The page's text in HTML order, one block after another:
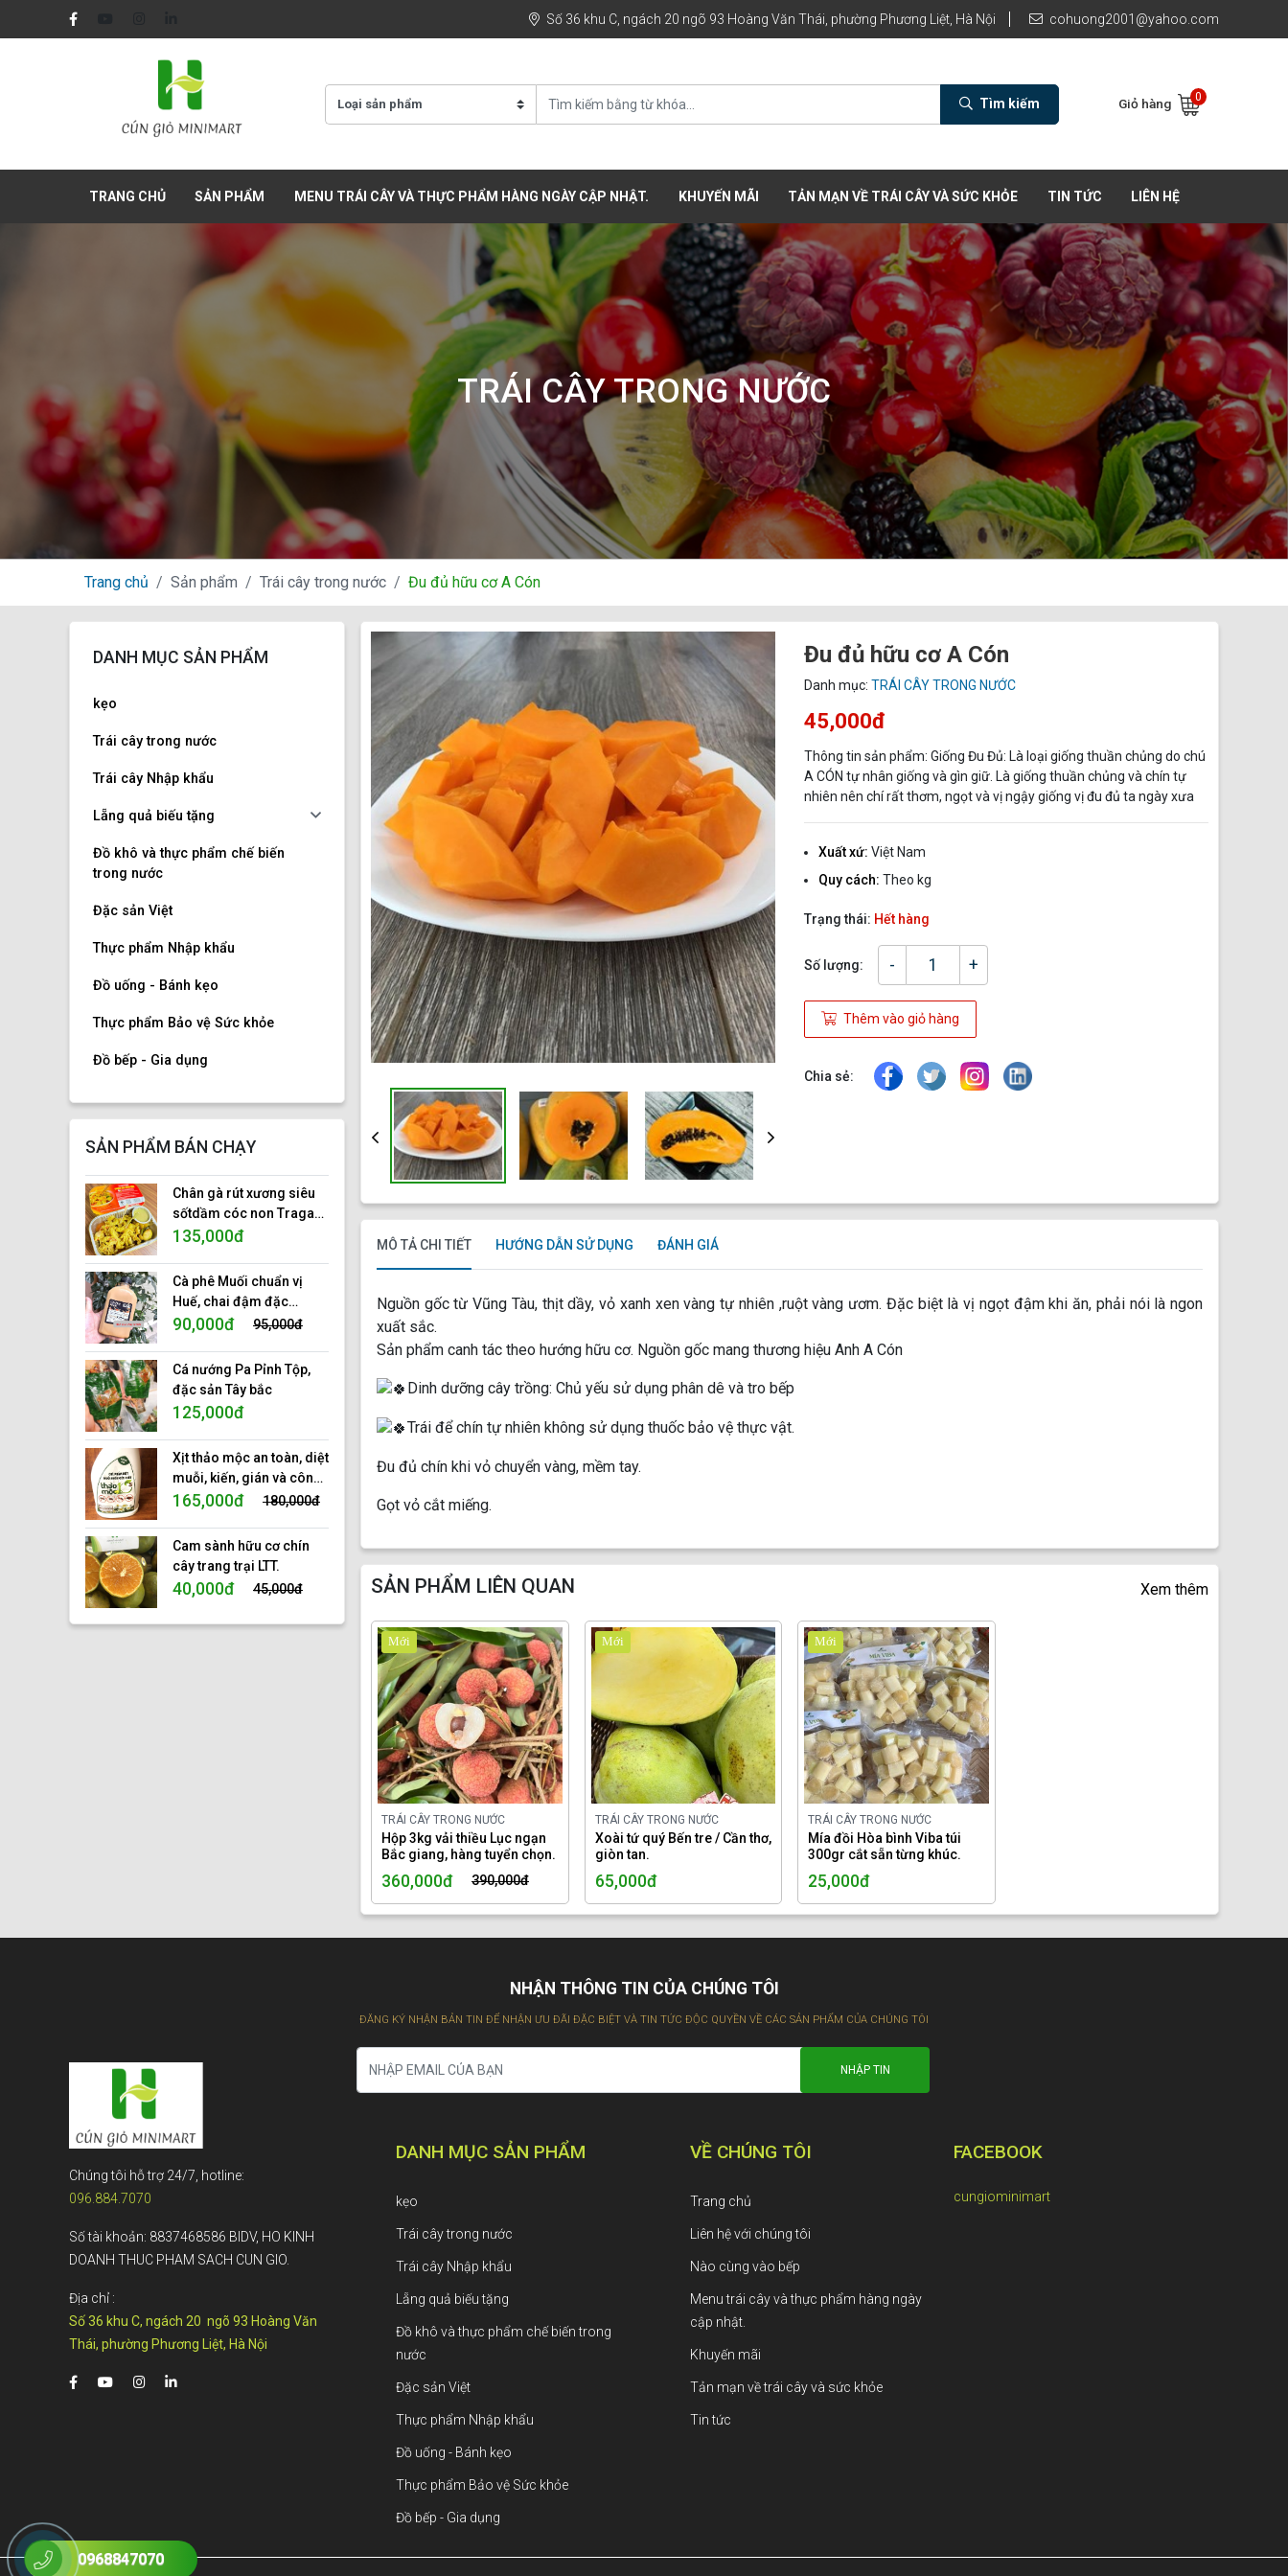
Số 36 khu C, ngách 20 ngõ 93 Hoàng Văn Thái, phường Phương Liệt, Hà Nội cohuong2001@yahoo.com
Tìm kiếm Giỏ hàng 0
TRANG CHỦ SẢN PHẨM MENU TRÁI CÂY VÀ THỰC PHẨM HÀNG NGÀY CẬP NHẬT. KHUYẾN MÃI TẢN MẠN VỀ TRÁI CÂY VÀ SỨC KHỎE TIN TỨC LIÊN HỆ
TRÁI CÂY TRONG NƯỚC
Trang chủ Sản phẩm Trái cây trong nước Đu đủ hữu cơ A Cón
Đu đủ hữu cơ A Cón
Danh mục: TRÁI CÂY TRONG NƯỚC
45,000đ
Thông tin sản phẩm: Giống Đu Đủ: Là loại giống thuần chủng do chú
A CÓN tự nhân giống và gìn giữ. Là giống thuần chủng và chín tự
nhiên nên chí rất thơm, ngọt và vị ngậy giống vị đu đủ ta ngày xưa
Xuất xứ: Việt Nam
Quy cách: Theo kg
Trạng thái: Hết hàng
Số lượng: - +
Thêm vào giỏ hàng
Chia sẻ:
MÔ TẢ CHI TIẾT HƯỚNG DẪN SỬ DỤNG ĐÁNH GIÁ
Nguồn gốc từ Vũng Tàu, thịt dầy, vỏ xanh xen vàng tự nhiên ,ruột vàng ươm. Đặc biệt là vị ngọt đậm khi ăn, phải nói là ngon
xuất sắc.
Sản phẩm canh tác theo hướng hữu cơ. Nguồn gốc mang thương hiệu Anh A Cón
Dinh dưỡng cây trồng: Chủ yếu sử dụng phân dê và tro bếp
Trái để chín tự nhiên không sử dụng thuốc bảo vệ thực vật.
Đu đủ chín khi vỏ chuyển vàng, mềm tay.
Gọt vỏ cắt miếng.
SẢN PHẨM LIÊN QUAN Xem thêm
TRÁI CÂY TRONG NƯỚC
Hộp 3kg vải thiều Lục ngạn
Bắc giang, hàng tuyển chọn.
360,000đ 390,000đ
Mới
TRÁI CÂY TRONG NƯỚC
Xoài tứ quý Bến tre / Cần thơ,
giòn tan.
65,000đ
Mới
TRÁI CÂY TRONG NƯỚC
Mía đồi Hòa bình Viba túi
300gr cắt sẵn từng khúc.
25,000đ
Mới
DANH MỤC SẢN PHẨM
kẹo
Trái cây trong nước
Trái cây Nhập khẩu
Lẵng quả biếu tặng
Đồ khô và thực phẩm chế biến
trong nước
Đặc sản Việt
Thực phẩm Nhập khẩu
Đồ uống - Bánh kẹo
Thực phẩm Bảo vệ Sức khỏe
Đồ bếp - Gia dụng
SẢN PHẨM BÁN CHẠY
Chân gà rút xương siêu
sốtdầm cóc non Traga
foods, hộp nhôm 500gr.
135,000đ
Cà phê Muối chuẩn vị
Huế, chai đậm đặc
350ml
90,000đ 95,000đ
Cá nướng Pa Pỉnh Tộp,
đặc sản Tây bắc
125,000đ
Xịt thảo mộc an toàn, diệt
muỗi, kiến, gián và côn
trùng, tinh dầu thảo mộc
165,000đ 180,000đ
Cam sành hữu cơ chín
cây trang trại LTT.
40,000đ 45,000đ
NHẬN THÔNG TIN CỦA CHÚNG TÔI
ĐĂNG KÝ NHẬN BẢN TIN ĐỂ NHẬN ƯU ĐÃI ĐẶC BIỆT VÀ TIN TỨC ĐỘC QUYỀN VỀ CÁC SẢN PHẨM CỦA CHÚNG TÔI
Chúng tôi hỗ trợ 24/7, hotline:
096.884.7070
Số tài khoản: 8837468586 BIDV, HO KINH
DOANH THUC PHAM SACH CUN GIO.
Địa chỉ :
Số 36 khu C, ngách 20 ngõ 93 Hoàng Văn
Thái, phường Phương Liệt, Hà Nội
DANH MỤC SẢN PHẨM
kẹo
Trái cây trong nước
Trái cây Nhập khẩu
Lẵng quả biếu tặng
Đồ khô và thực phẩm chế biến trong
nước
Đặc sản Việt
Thực phẩm Nhập khẩu
Đồ uống - Bánh kẹo
Thực phẩm Bảo vệ Sức khỏe
Đồ bếp - Gia dụng
VỀ CHÚNG TÔI
Trang chủ
Liên hệ với chúng tôi
Nào cùng vào bếp
Menu trái cây và thực phẩm hàng ngày
cập nhật.
Khuyến mãi
Tản mạn về trái cây và sức khỏe
Tin tức
FACEBOOK
cungiominimart
0968847070